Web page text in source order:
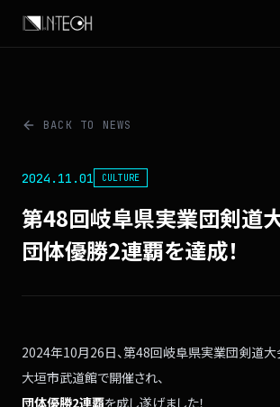
BACK TO NEWS
2024.11.01 CULTURE
第48回岐阜県実業団剣道
団体優勝2連覇を達成！
2024年10月26日、第48回岐阜県実業団剣道大
大垣市武道館で開催され、
団体優勝2連覇を成し遂げました！